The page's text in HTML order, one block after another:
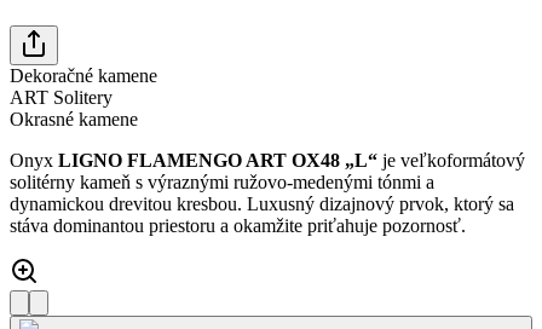
Dekoračné kamene
ART Solitery
Okrasné kamene
Onyx LIGNO FLAMENGO ART OX48 „L“ je veľkoformátový
solitérny kameň s výraznými ružovo-medenými tónmi a
dynamickou drevitou kresbou. Luxusný dizajnový prvok, ktorý sa
stáva dominantou priestoru a okamžite priťahuje pozornosť.